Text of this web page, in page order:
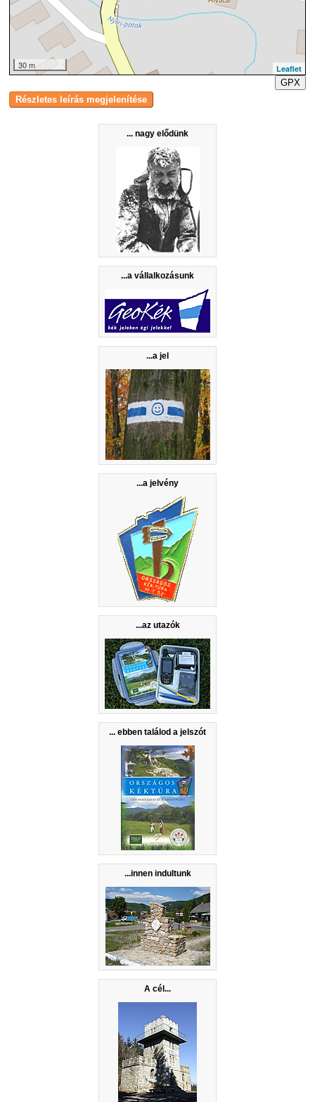
... nagy elődünk
...a vállalkozásunk
...a jel
...a jelvény
...az utazók
... ebben találod a jelszót
...innen indultunk
A cél...
30 m
Leaflet
GPX